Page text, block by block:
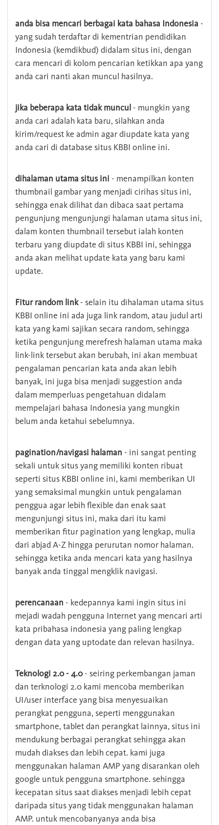
anda bisa mencari berbagai kata bahasa Indonesia -
yang sudah terdaftar di kementrian pendidikan
Indonesia (kemdikbud) didalam situs ini, dengan
cara mencari di kolom pencarian ketikkan apa yang
anda cari nanti akan muncul hasilnya.
jika beberapa kata tidak muncul - mungkin yang
anda cari adalah kata baru, silahkan anda
kirim/request ke admin agar diupdate kata yang
anda cari di database situs KBBI online ini.
dihalaman utama situs ini - menampilkan konten
thumbnail gambar yang menjadi cirihas situs ini,
sehingga enak dilihat dan dibaca saat pertama
pengunjung mengunjungi halaman utama situs ini,
dalam konten thumbnail tersebut ialah konten
terbaru yang diupdate di situs KBBI ini, sehingga
anda akan melihat update kata yang baru kami
update.
Fitur random link- selain itu dihalaman utama situs
KBBI online ini ada juga link random, atau judul arti
kata yang kami sajikan secara random, sehingga
ketika pengunjung merefresh halaman utama maka
link-link tersebut akan berubah, ini akan membuat
pengalaman pencarian kata anda akan lebih
banyak, ini juga bisa menjadi suggestion anda
dalam memperluas pengetahuan didalam
mempelajari bahasa Indonesia yang mungkin
belum anda ketahui sebelumnya.
pagination/navigasi halaman - ini sangat penting
sekali untuk situs yang memiliki konten ribuat
seperti situs KBBI online ini, kami memberikan UI
yang semaksimal mungkin untuk pengalaman
penggua agar lebih flexible dan enak saat
mengunjungi situs ini, maka dari itu kami
memberikan fitur pagination yang lengkap, mulia
dari abjad A-Z hingga perurutan nomor halaman.
sehingga ketika anda mencari kata yang hasilnya
banyak anda tinggal mengklik navigasi.
perencanaan - kedepannya kami ingin situs ini
mejadi wadah pengguna Internet yang mencari arti
kata pribahasa indonesia yang paling lengkap
dengan data yang uptodate dan relevan hasilnya.
Teknologi 2.0 - 4.0- seiring perkembangan jaman
dan terknologi 2.0 kami mencoba memberikan
UI/user interface yang bisa menyesuaikan
perangkat pengguna, seperti menggunakan
smartphone, tablet dan perangkat lainnya, situs ini
mendukung berbagai perangkat sehingga akan
mudah diakses dan lebih cepat. kami juga
menggunakan halaman AMP yang disarankan oleh
google untuk pengguna smartphone. sehingga
kecepatan situs saat diakses menjadi lebih cepat
daripada situs yang tidak menggunakan halaman
AMP. untuk mencobanyanya anda bisa